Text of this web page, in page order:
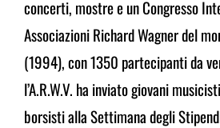
concerti, mostre e un Congresso
AssociazioniRichard Wagner del
(1994), con 1350 partecipanti da
l’A.R.W.V. ha inviatogiovani
borsisti alla Settimanadegli